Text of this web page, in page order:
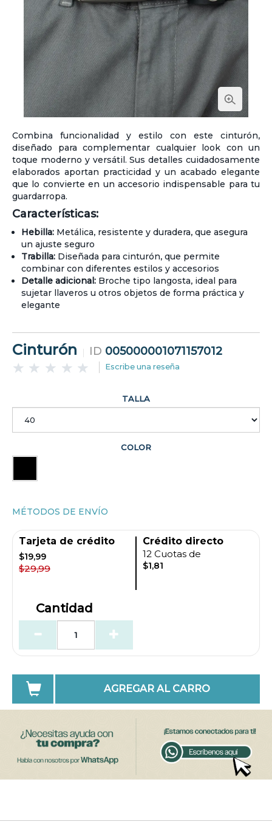
Combina funcionalidad y estilo con este cinturón,
diseñado para complementar cualquier look con un
toque moderno y versátil. Sus detalles cuidadosamente
elaborados aportan practicidad y un acabado elegante
que lo convierte en un accesorio indispensable para tu
guardarropa.
Características:
Hebilla: Metálica, resistente y duradera, que asegura
un ajuste seguro
Trabilla: Diseñada para cinturón, que permite
combinar con diferentes estilos y accesorios
Detalle adicional: Broche tipo langosta, ideal para
sujetar llaveros u otros objetos de forma práctica y
elegante
Cinturón ID 005000001071157012
Escribe una reseña
TALLA
COLOR
MÉTODOS DE ENVÍO
Tarjeta de crédito
$19,99
$29,99
Crédito directo
12 Cuotas de
$1,81
Cantidad
AGREGAR AL CARRO